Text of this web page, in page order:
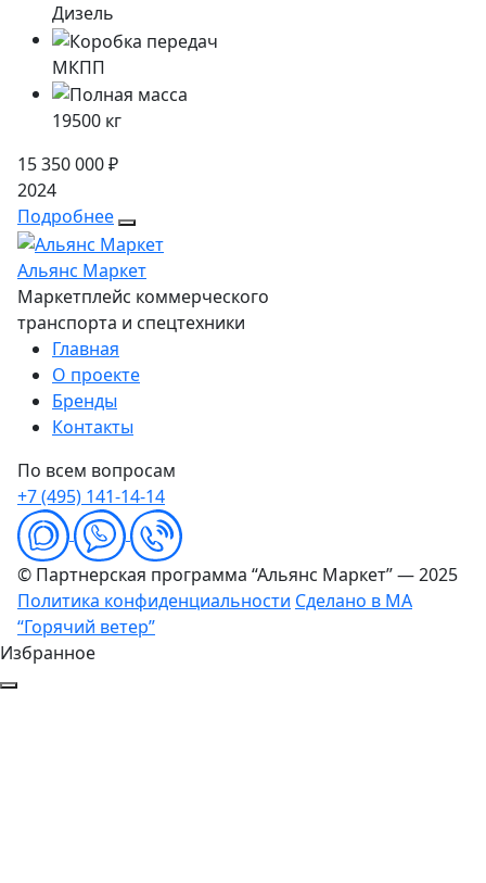
Дизель
МКПП
19500 кг
15 350 000 ₽
2024
Подробнее
Альянс Маркет
Маркетплейс коммерческого
транспорта и спецтехники
Главная
О проекте
Бренды
Контакты
По всем вопросам
+7 (495) 141-14-14
© Партнерская программа “Альянс Маркет” — 2025
Политика конфиденциальности Сделано в МА
“Горячий ветер”
Избранное